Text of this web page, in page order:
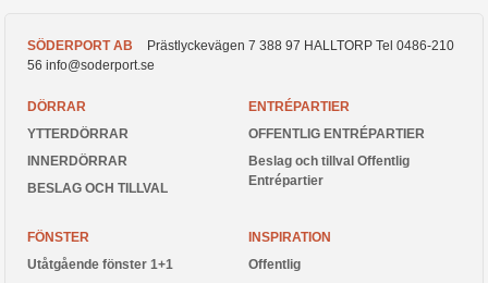
SÖDERPORT AB Prästlyckevägen 7 388 97 HALLTORP Tel 0486-210
56 info@soderport.se
DÖRRAR
YTTERDÖRRAR
INNERDÖRRAR
BESLAG OCH TILLVAL
ENTRÉPARTIER
OFFENTLIG ENTRÉPARTIER
Beslag och tillval Offentlig
Entrépartier
FÖNSTER
Utåtgående fönster 1+1
INSPIRATION
Offentlig